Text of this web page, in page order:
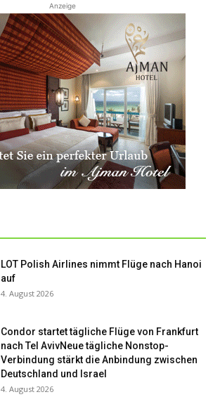
Anzeige
LOT Polish Airlines nimmt Flüge nach Hanoi
auf
4. August 2026
Condor startet tägliche Flüge von Frankfurt
nach Tel AvivNeue tägliche Nonstop-
Verbindung stärkt die Anbindung zwischen
Deutschland und Israel
4. August 2026